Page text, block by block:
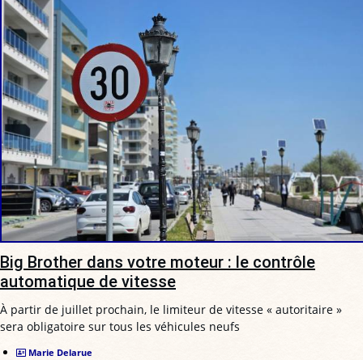
Big Brother dans votre moteur : le contrôle
automatique de vitesse
À partir de juillet prochain, le limiteur de vitesse « autoritaire »
sera obligatoire sur tous les véhicules neufs
Marie Delarue